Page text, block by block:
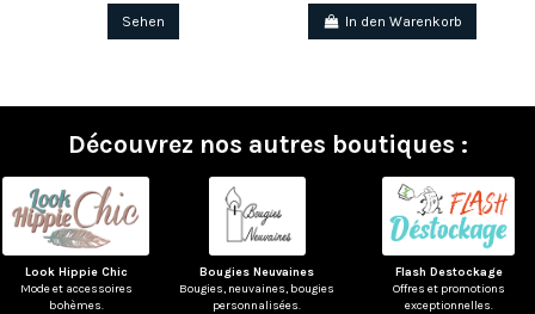
Sehen In den Warenkorb
Découvrez nos autres boutiques :
Look Hippie Chic
Mode et accessoires
bohèmes.
Bougies Neuvaines
Bougies, neuvaines, bougies
personnalisées.
Flash Destockage
Offres et promotions
exceptionnelles.